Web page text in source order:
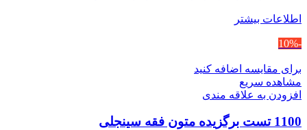
اطلاعات بیشتر
-10%
برای مقایسه اضافه کنید
مشاهده سریع
افزودن به علاقه مندی
1100 تست برگزیده متون فقه سینجلی